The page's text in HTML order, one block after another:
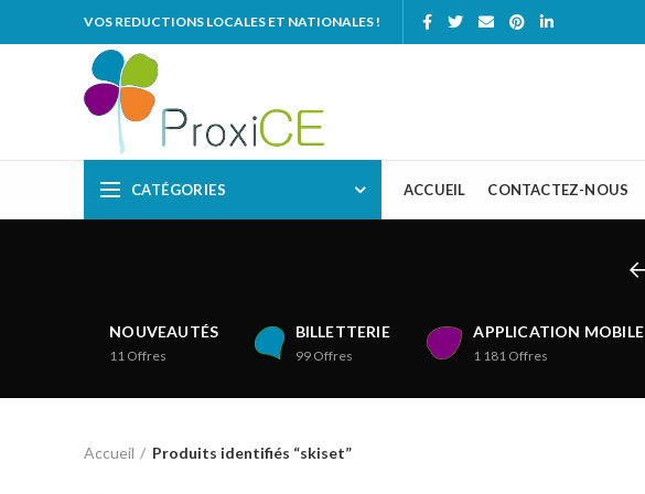
VOS REDUCTIONS LOCALES ET NATIONALES !
CATÉGORIES ACCUEIL CONTACTEZ-NOUS
NOUVEAUTÉS
11 Offres
BILLETTERIE
99 Offres
APPLICATION MOBILE
1 181 Offres
Accueil Produits identifiés “skiset”